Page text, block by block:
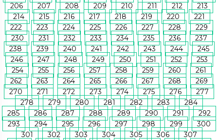
206
207 208 209 210 211 212
213
214
215 216 217 218 219 220
221
222
223 224 225 226 227 228
229
230
231 232 233 234 235 236
237
238
239 240 241 242 243 244
245
246
247 248 249 250 251 252
253
254
255 256 257 258 259 260
261
262
263 264 265 266 267 268
269
270
271 272 273 274 275 276
277
278
279 280 281 282 283
284
285
286 287 288 289 290 291
292
293
294 295 296 297 298 299
300
301
302 303 304 305 306
307